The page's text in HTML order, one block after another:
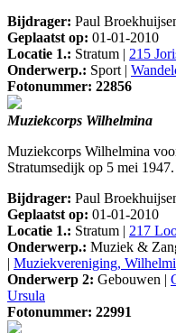
Bijdrager: Paul
Geplaatst op: 01-01-2010
Locatie 1.: Stratum | 215
Onderwerp.: Sport |
Fotonummer: 22856
Muziekcorps Wilhelmina
Muziekcorps Wilhelmina
Stratumsedijk op 5 mei 1947.
Bijdrager: Paul
Geplaatst op: 01-01-2010
Locatie 1.: Stratum | 217
Onderwerp.: Muziek &
| Muziekvereniging,
Onderwerp 2: Gebouwen |
Ursula
Fotonummer: 22991